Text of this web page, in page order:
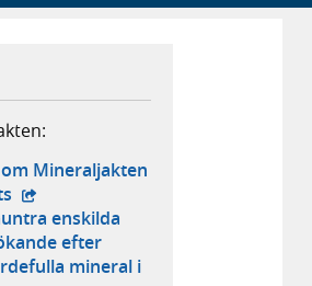
Mineraljakten
- extern webbplats,
enskilda
efter
mineral i